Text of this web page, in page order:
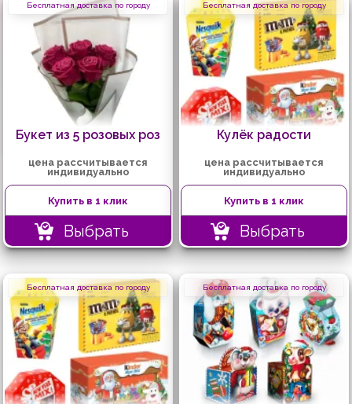
Бесплатная доставка по городу
Букет из 5 розовых роз
цена рассчитывается
индивидуально
Купить в 1 клик
Выбрать
Бесплатная доставка по городу
Кулёк радости
цена рассчитывается
индивидуально
Купить в 1 клик
Выбрать
Бесплатная доставка по городу Бесплатная доставка по городу